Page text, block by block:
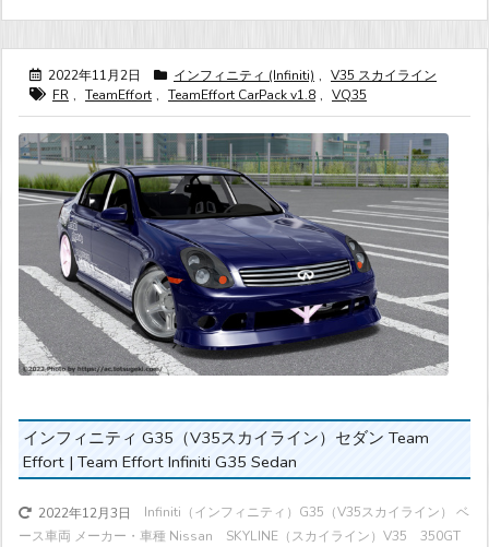
2022年11月2日 インフィニティ (Infiniti) , V35 スカイライン
FR , TeamEffort , TeamEffort CarPack v1.8 , VQ35
インフィニティ G35（V35スカイライン）セダン Team
Effort | Team Effort Infiniti G35 Sedan
2022年12月3日
Infiniti（インフィニティ）G35（V35スカイライン） ベ
ース車両 メーカー・車種 Nissan SKYLINE（スカイライン）V35 350GT